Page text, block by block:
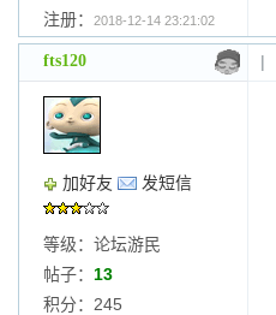
注册：
2018-12-14 23:21:02
fts120 |
加好友 发短信
等级：论坛游民
帖子： 13
积分：245